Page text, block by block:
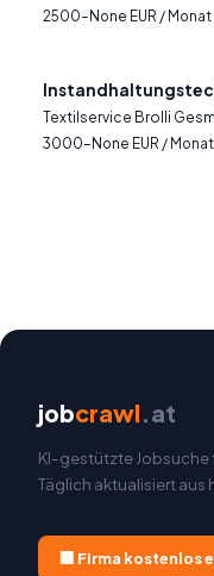
2500–None EUR / Monat
Textilservice Brolli
3000–None EUR / Monat
jobcrawl.at
KI-gestützte Jobsuche
Täglich aktualisiert aus
🏢 Firma kostenlos